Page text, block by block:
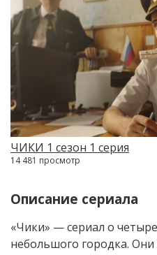
ЧИКИ 1 сезон 1 серия
14 481 просмотр
Описание сериала
«Чики» — сериал о
небольшого городка.